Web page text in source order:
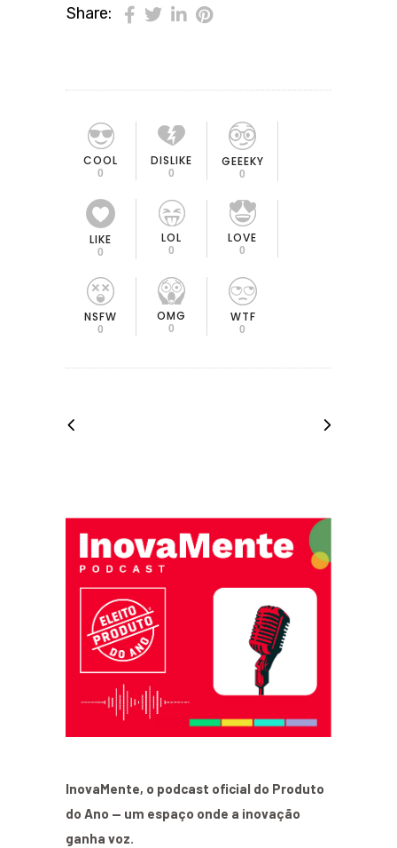
Share:
COOL
0
DISLIKE
0
GEEEKY
0
LIKE
0
LOL
0
LOVE
0
NSFW
0
OMG
0
WTF
0
InovaMente, o podcast oficial do Produto
do Ano — um espaço onde a inovação
ganha voz.